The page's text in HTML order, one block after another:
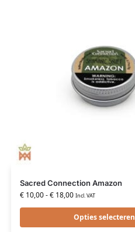
Sacred Connection Amazon
€10,00-€18,00 Incl. VAT
Opties selecteren